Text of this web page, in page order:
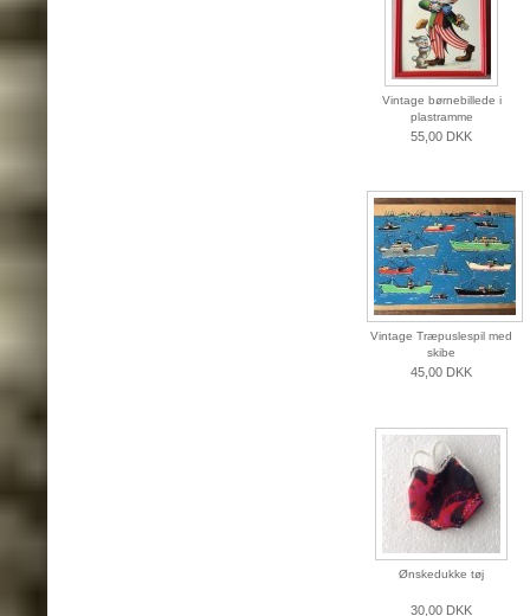
Vintage børnebillede i
plastramme
55,00 DKK
Vintage Træpuslespil med
skibe
45,00 DKK
Ønskedukke tøj
30,00 DKK